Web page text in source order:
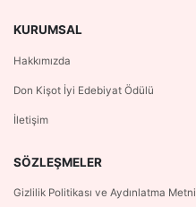
KURUMSAL
Hakkımızda
Don Kişot İyi Edebiyat Ödülü
İletişim
SÖZLEŞMELER
Gizlilik Politikası ve Aydınlatma Metni